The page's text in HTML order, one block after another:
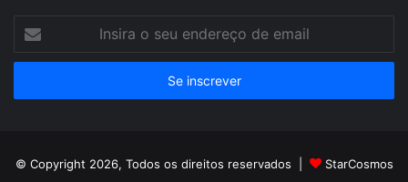
seu
de
© Copyright 2026, Todos os direitos reservados |
StarCosmos